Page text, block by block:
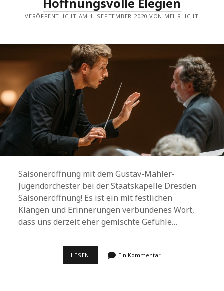
VERÖFFENTLICHT AM 1. SEPTEMBER 2020 VON MEHRLICHT
Saisoneröffnung mit dem Gustav-Mahler-
Jugendorchester bei der Staatskapelle Dresden
Saisoneröffnung! Es ist ein mit festlichen
Klängen und Erinnerungen verbundenes Wort,
dass uns derzeit eher gemischte Gefühle…
LESEN HOFFNUNGSVOLLE
Ein Kommentar